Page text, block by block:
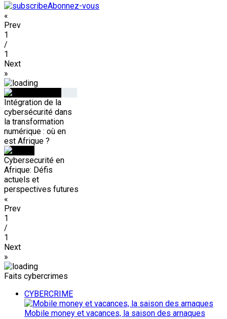
Abonnez-vous
«
Prev
1
/
1
Next
»
Intégration de la
cybersécurité dans
la transformation
numérique : où en
est Afrique ?
Cybersecurité en
Afrique: Défis
actuels et
perspectives futures
«
Prev
1
/
1
Next
»
Faits cybercrimes
CYBERCRIME
Mobile money et vacances, la saison des arnaques